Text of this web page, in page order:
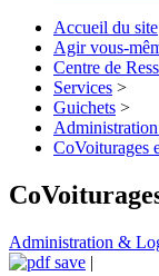
Accueil du site
Agir vous-
Centre de
Services >
Guichets >
CoVoiturages
Administration &
|